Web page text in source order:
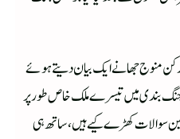
منوج جھانے ایک بیان دیتے ہوئے
جنگ بندی میں تیسرے ملک خاص طور پر
سوالات کھڑے کیے ہیں، ساتھ ہی